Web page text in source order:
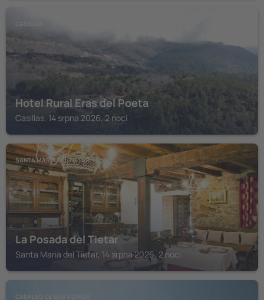
Hotel Rural Eras del Poeta
Casillas, 14 srpna 2026, 2 noci
SANTA MARIA DEL TIETAR
La Posada del Tietar
Santa Maria del Tietar, 14 srpna 2026, 2 noci
CADALSO DE LOS VIDRIOS